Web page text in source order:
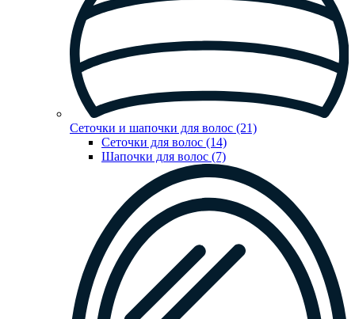
Сеточки и шапочки для волос (21)
Сеточки для волос (14)
Шапочки для волос (7)